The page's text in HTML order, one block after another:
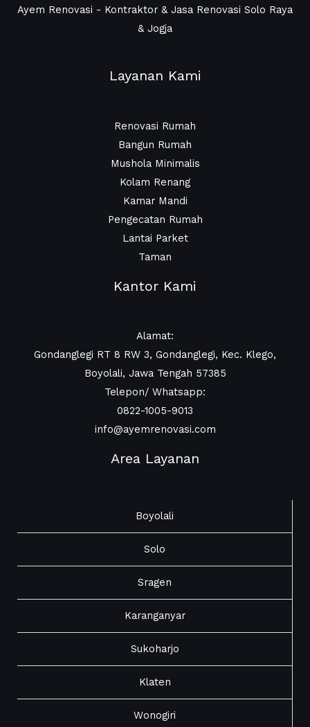
Ayem Renovasi - Kontraktor & Jasa Renovasi Solo Raya
& Jogja
Layanan Kami
Renovasi Rumah
Bangun Rumah
Mushola Minimalis
Kolam Renang
Kamar Mandi
Pengecatan Rumah
Lantai Parket
Taman
Kantor Kami
Alamat:
Gondanglegi RT 8 RW 3, Gondanglegi, Kec. Klego,
Boyolali, Jawa Tengah 57385
Telepon/ Whatsapp:
0822-1005-9013
info@ayemrenovasi.com
Area Layanan
Boyolali
Solo
Sragen
Karanganyar
Sukoharjo
Klaten
Wonogiri